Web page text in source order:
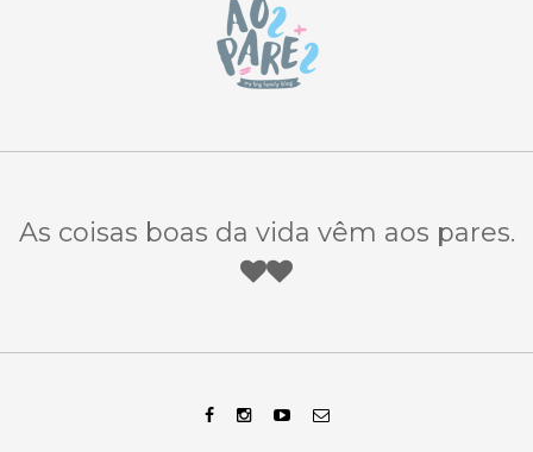
As coisas boas da vida vêm aos pares.